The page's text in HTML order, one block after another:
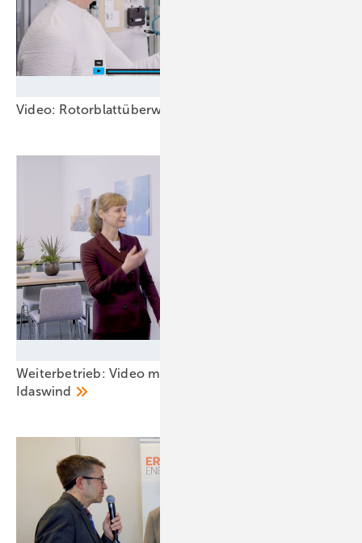
Video: Rotorblattüberwachung sorgt für lange
Weiterbetrieb: Video mit Marco Scharobe von
Idaswind